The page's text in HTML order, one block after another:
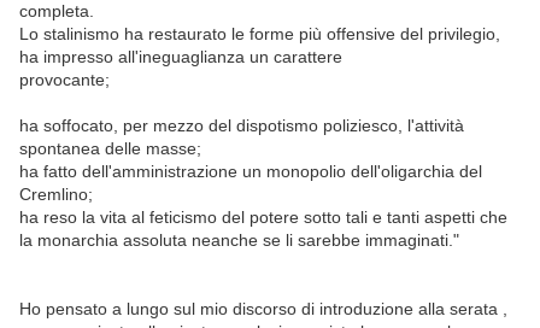
completa.
Lo stalinismo ha restaurato le forme più offensive del privilegio,
ha impresso all'ineguaglianza un carattere
provocante;
ha soffocato, per mezzo del dispotismo poliziesco, l'attività
spontanea delle masse;
ha fatto dell'amministrazione un monopolio dell'oligarchia del
Cremlino;
ha reso la vita al feticismo del potere sotto tali e tanti aspetti che
la monarchia assoluta neanche se li sarebbe immaginati."
Ho pensato a lungo sul mio discorso di introduzione alla serata ,